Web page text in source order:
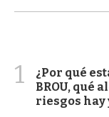
1
¿Por qué
BROU, qué
riesgos hay